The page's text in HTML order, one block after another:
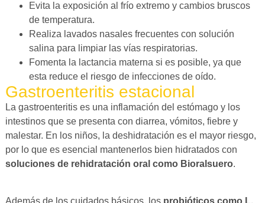
Evita la exposición al frío extremo y cambios bruscos
de temperatura.
Realiza lavados nasales frecuentes con solución
salina para limpiar las vías respiratorias.
Fomenta la lactancia materna si es posible, ya que
esta reduce el riesgo de infecciones de oído.
Gastroenteritis estacional
La gastroenteritis es una inflamación del estómago y los
intestinos que se presenta con diarrea, vómitos, fiebre y
malestar. En los niños, la deshidratación es el mayor riesgo,
por lo que es esencial mantenerlos bien hidratados con
soluciones de rehidratación oral como Bioralsuero.
Además de los cuidados básicos, los probióticos como L.